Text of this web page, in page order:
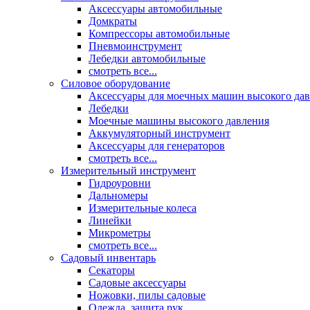
Аксессуары автомобильные
Домкраты
Компрессоры автомобильные
Пневмоинструмент
Лебедки автомобильные
смотреть все...
Силовое оборудование
Аксессуары для моечных машин высокого
Лебедки
Моечные машины высокого давления
Аккумуляторный инструмент
Аксессуары для генераторов
смотреть все...
Измерительный инструмент
Гидроуровни
Дальномеры
Измерительные колеса
Линейки
Микрометры
смотреть все...
Садовый инвентарь
Секаторы
Садовые аксессуары
Ножовки, пилы садовые
Одежда, защита рук